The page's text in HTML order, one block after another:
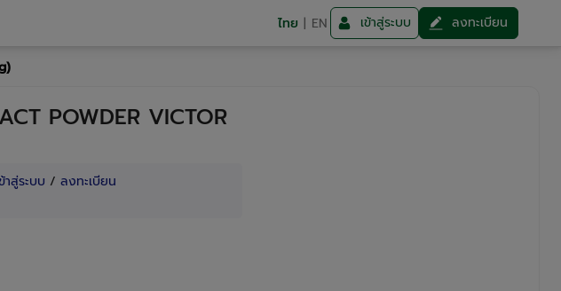
ไทย | EN เข้าสู่ระบบ ลงทะเบียน
POWDER VICTOR
าสู่ระบบ / ลงทะเบียน